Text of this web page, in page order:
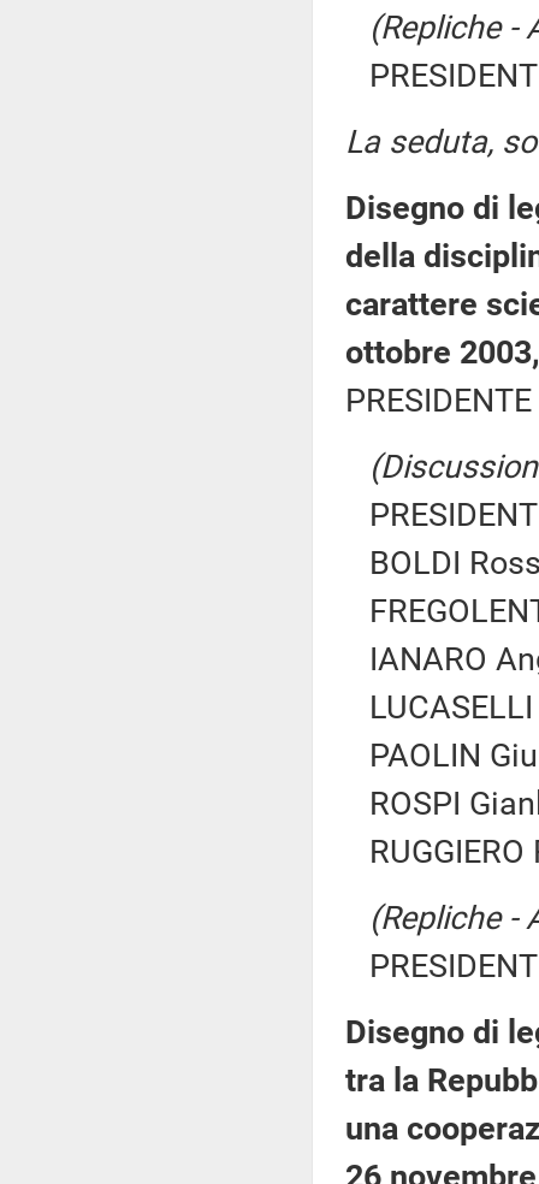
(Repliche -
La seduta,
Disegno di
della
carattere
ottobre
BOLDI
IANARO
PAOLIN
ROSPI
(Repliche -
Disegno di
tra la
una